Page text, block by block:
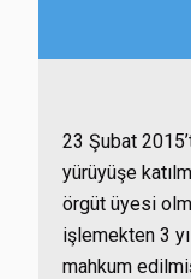
23 Şubat
yürüyüşe
örgüt üyesi
işlemekten 3
mahkum